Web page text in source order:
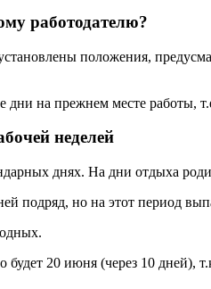
работодателю?
положения,
на прежнем месте работы,
неделей
днях. На дни отдыха
подряд, но на этот период
20 июня (через 10 дней),